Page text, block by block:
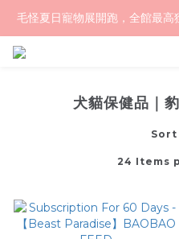
毛怪樂園｜一起改
毛怪夏日寵物展開跑，全館最
【物資認購】透明守護計
犬貓保健品｜
Sort
24 Items